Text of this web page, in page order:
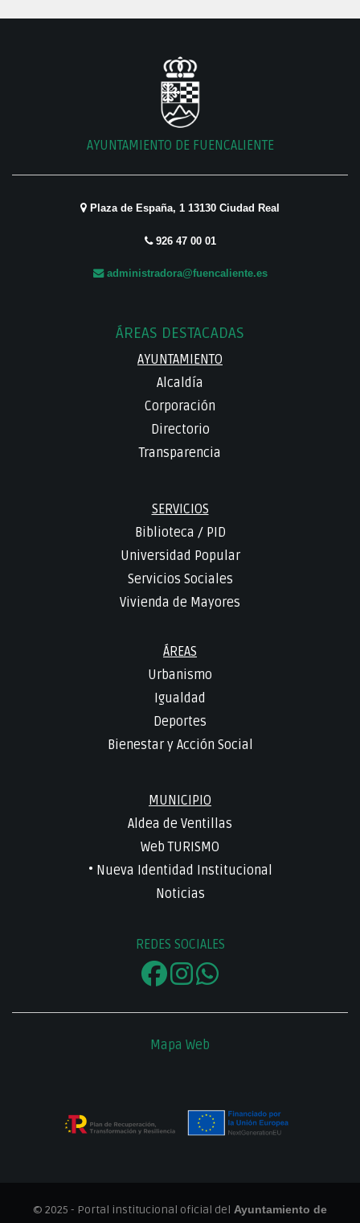
AYUNTAMIENTO DE FUENCALIENTE
Plaza de España, 1 13130 Ciudad Real
926 47 00 01
administradora@fuencaliente.es
ÁREAS DESTACADAS
AYUNTAMIENTO
Alcaldía
Corporación
Directorio
Transparencia
SERVICIOS
Biblioteca / PID
Universidad Popular
Servicios Sociales
Vivienda de Mayores
ÁREAS
Urbanismo
Igualdad
Deportes
Bienestar y Acción Social
MUNICIPIO
Aldea de Ventillas
Web TURISMO
• Nueva Identidad Institucional
Noticias
REDES SOCIALES
Mapa Web
© 2025 - Portal institucional oficial del Ayuntamiento de